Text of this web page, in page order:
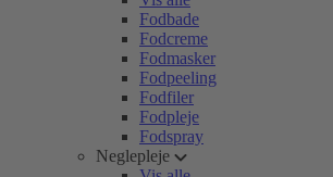
Fodbade
Fodcreme
Fodmasker
Fodpeeling
Fodfiler
Fodpleje
Fodspray
Neglepleje